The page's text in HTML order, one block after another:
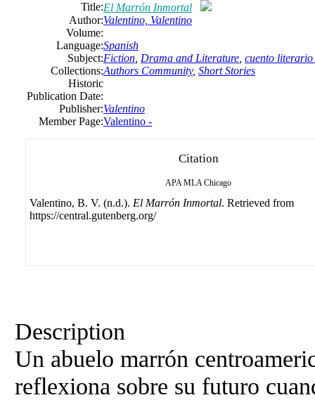
Title:El Marrón Inmortal
Author:Valentino, Valentino
Volume:
Language:Spanish
Subject:Fiction Drama and Literature cuento literario
Collections:Authors Community, Short Stories
Historic
Publication Date:
Publisher:Valentino
Member Page:Valentino -
Citation
APA MLA Chicago
Valentino, B. V. (n.d.). El Marrón Inmortal. Retrieved from
https://central.gutenberg.org/
Description
Un abuelo marrón
reflexiona sobre su futuro